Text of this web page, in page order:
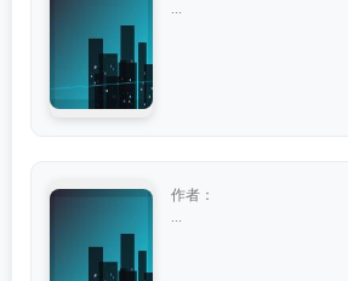
作者：